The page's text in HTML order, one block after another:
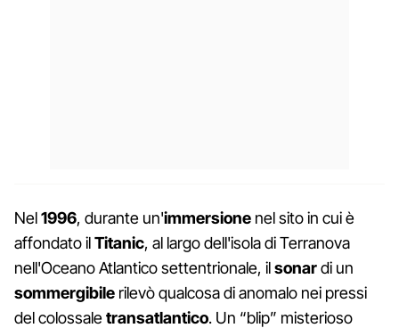
Nel1996, durante un'immersione nel sito in cui è
affondato ilTitanic, al largo dell'isola di Terranova
nell'Oceano Atlantico settentrionale, ilsonardi un
sommergibile rilevò qualcosa di anomalo nei pressi
del colossaletransatlantico. Un “blip” misterioso